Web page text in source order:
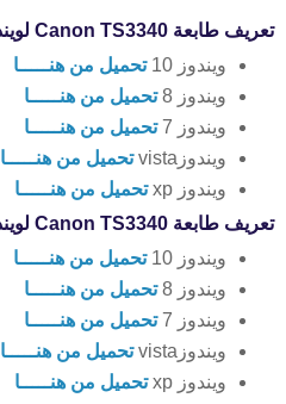
تعريف طابعة Canon TS3340 لويندوز 32 بت
ويندوز 10
تحميل من هنـــــا
ويندوز 8
تحميل من هنـــــا
ويندوز 7
تحميل من هنـــــا
ويندوزvista
تحميل من هنـــــا
ويندوز xp
تحميل من هنـــــا
تعريف طابعة Canon TS3340 لويندوز 64 بت
ويندوز 10
تحميل من هنـــــا
ويندوز 8
تحميل من هنـــــا
ويندوز 7
تحميل من هنـــــا
ويندوزvista
تحميل من هنـــــا
ويندوز xp
تحميل من هنـــــا